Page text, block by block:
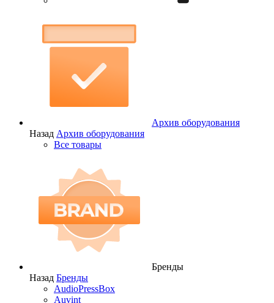
Архив оборудования
Назад Архив оборудования
Все товары
Бренды
Назад Бренды
AudioPressBox
Auvint